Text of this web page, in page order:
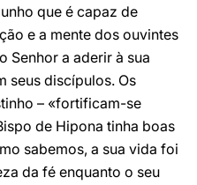
que é capaz de
e a mente dos ouvintes
Senhor a aderir à sua
seus discípulos. Os
– «fortificam-se
de Hipona tinha boas
sabemos, a sua vida foi
da fé enquanto o seu